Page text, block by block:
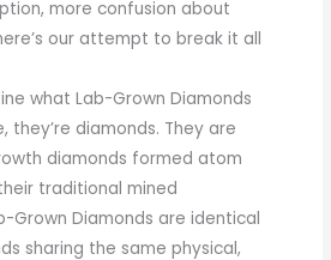
more confusion about
our attempt to break it all
what Lab-Grown Diamonds
they’re diamonds. They are
diamonds formed atom
traditional mined
Grown Diamonds are identical
sharing the same physical,